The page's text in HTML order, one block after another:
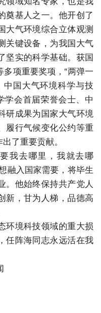
奠基人之一。他开创了
大气环境综合立体观测
关键设备，为我国大气
坚实的科学基础。获国
项重要奖项，“两弹一
中国大气环境科学与技
学会首届荣誉会士、中
研成果为国家大气环境
履行气候变化公约等重
了重要贡献。
我去哪里，我就去哪
融入国家需要，将毕生
。他始终保持共产党人
新，甘为人梯，品德高
环境科技领域的重大损
任阵海同志永远活在我